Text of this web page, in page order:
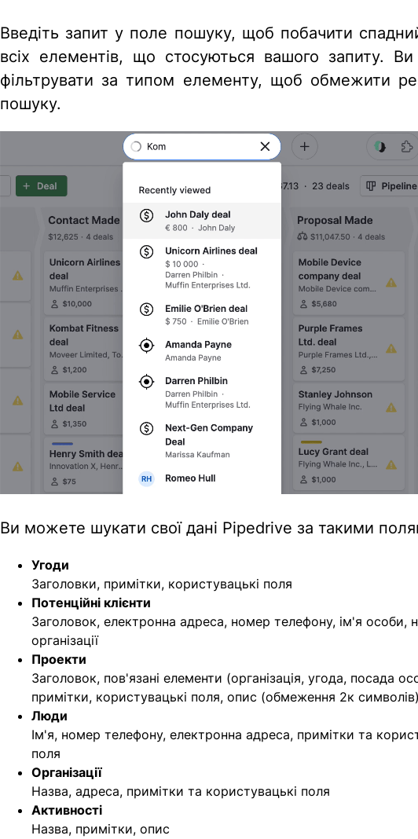
Введіть запит у поле пошуку, щоб побачити
всіх елементів, що стосуються вашого запиту.
фільтрувати за типом елементу, щоб обмежити
пошуку.
Ви можете шукати свої дані Pipedrive за такими
Угоди
Заголовки, примітки, користувацькі поля
Потенційні клієнти
Заголовок, електронна адреса, номер телефону, ім'я особи,
організації
Проекти
Заголовок, пов'язані елементи (організація, угода, посада
примітки, користувацькі поля, опис (обмеження 2к
Люди
Ім'я, номер телефону, електронна адреса, примітки та
поля
Організації
Назва, адреса, примітки та користувацькі поля
Активності
Назва, примітки, опис